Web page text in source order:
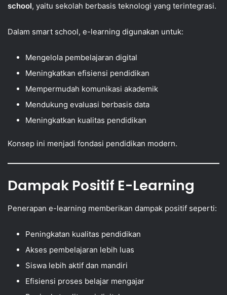
school, yaitu sekolah berbasis teknologi yang terintegrasi.
Dalam smart school, e-learning digunakan untuk:
Mengelola pembelajaran digital
Meningkatkan efisiensi pendidikan
Mempermudah komunikasi akademik
Mendukung evaluasi berbasis data
Meningkatkan kualitas pendidikan
Konsep ini menjadi fondasi pendidikan modern.
Dampak Positif E-Learning
Penerapan e-learning memberikan dampak positif seperti:
Peningkatan kualitas pendidikan
Akses pembelajaran lebih luas
Siswa lebih aktif dan mandiri
Efisiensi proses belajar mengajar